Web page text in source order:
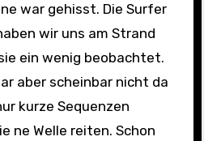
war gehisst. Die Surfer
wir uns am Strand
ein wenig beobachtet.
aber scheinbar nicht da
kurze Sequenzen
ne Welle reiten. Schon